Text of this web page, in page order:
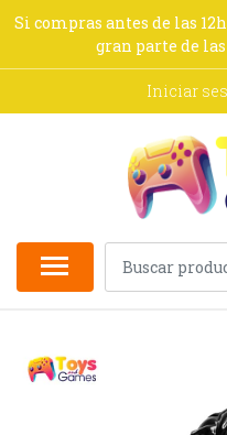
Si compras antes de las
gran parte de
Iniciar